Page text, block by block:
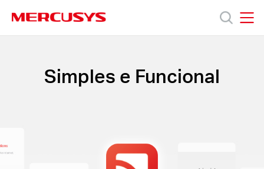
Simples e Funcional